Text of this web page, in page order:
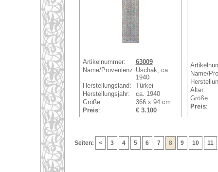
Artikelnummer:
63009
Name/Provenienz: Uschak, ca.
1940
Herstellungsland:
Türkei
Herstellungsjahr:
ca. 1940
Größe
366 x 94 cm
Preis: € 3.100
Name/
Alter:
Größe
Preis:
Seiten: < 3 4 5 6 7 8 9 10 11